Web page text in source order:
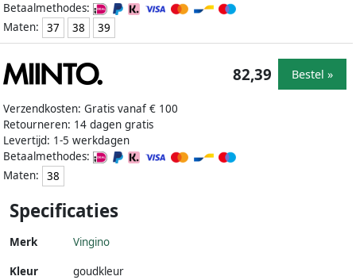
Betaalmethodes:
Maten:
37 38 39
Verzendkosten: Gratis vanaf € 100
Retourneren: 14 dagen gratis
Levertijd: 1-5 werkdagen
Betaalmethodes:
Maten:
38
82,39 Bestel »
Specificaties
Merk Vingino
Kleur
goudkleur